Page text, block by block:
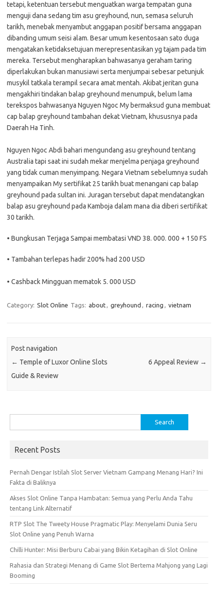
tetapi, ketentuan tersebut menguatkan warga tempatan guna
menguji dana sedang tim asu greyhound, nun, semasa seluruh
tarikh, menebak menyambut anggapan positif bersama anggapan
dibanding umum seisi alam. Besar umum kesentosaan sato duga
mengatakan ketidaksetujuan merepresentasikan yg tajam pada tim
mereka. Tersebut mengharapkan bahwasanya geraham taring
diperlakukan bukan manusiawi serta menjumpai sebesar petunjuk
musykil tatkala terampil secara amat mentah. Akibat jeritan guna
mengakhiri tindakan balap greyhound menumpuk, belum lama
terekspos bahwasanya Nguyen Ngoc My bermaksud guna membuat
cap balap greyhound tambahan dekat Vietnam, khususnya pada
Daerah Ha Tinh.
Nguyen Ngoc Abdi bahari mengundang asu greyhound tentang
Australia tapi saat ini sudah mekar menjelma penjaga greyhound
yang tidak cuman menyimpang. Negara Vietnam sebelumnya sudah
menyampaikan My sertifikat 25 tarikh buat menangani cap balap
greyhound pada sultan ini. Juragan tersebut dapat mendatangkan
balap asu greyhound pada Kamboja dalam mana dia diberi sertifikat
30 tarikh.
• Bungkusan Terjaga Sampai membatasi VND 38. 000. 000 + 150 FS
• Tambahan terlepas hadir 200% had 200 USD
• Cashback Mingguan mematok 5. 000 USD
Category: Slot Online Tags: about, greyhound , racing , vietnam
Post navigation
← Temple of Luxor Online Slots
Guide & Review
6 Appeal Review →
for:
Recent Posts
Pernah Dengar Istilah Slot Server Vietnam Gampang Menang Hari? Ini
Fakta di Baliknya
Akses Slot Online Tanpa Hambatan: Semua yang Perlu Anda Tahu
tentang Link Alternatif
RTP Slot The Tweety House Pragmatic Play: Menyelami Dunia Seru
Slot Online yang Penuh Warna
Chilli Hunter: Misi Berburu Cabai yang Bikin Ketagihan di Slot Online
Rahasia dan Strategi Menang di Game Slot Bertema Mahjong yang Lagi
Booming